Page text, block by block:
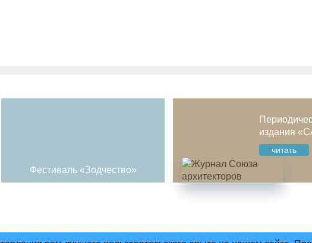
Фестиваль «Зодчество»
издания
читать